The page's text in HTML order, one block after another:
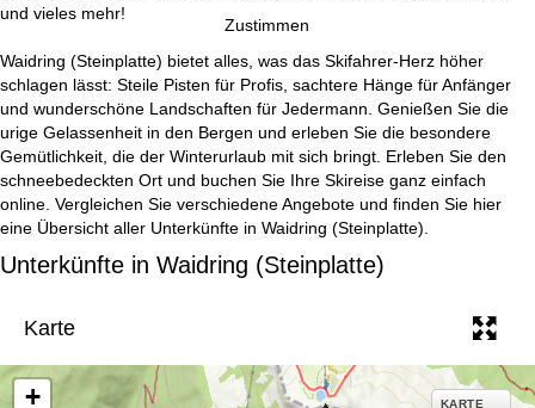
Zustimmen
s
e
i
e
und vieles mehr!
Waidring (Steinplatte) bietet alles, was das Skifahrer-Herz höher
schlagen lässt: Steile Pisten für Profis, sachtere Hänge für Anfänger
und wunderschöne Landschaften für Jedermann. Genießen Sie die
urige Gelassenheit in den Bergen und erleben Sie die besondere
Gemütlichkeit, die der Winterurlaub mit sich bringt. Erleben Sie den
schneebedeckten Ort und buchen Sie Ihre Skireise ganz einfach
online. Vergleichen Sie verschiedene Angebote und finden Sie hier
eine Übersicht aller Unterkünfte in Waidring (Steinplatte).
Unterkünfte in Waidring (Steinplatte)
Karte
+ KARTE